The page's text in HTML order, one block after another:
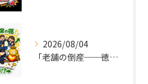
2026/08/04
「老舗の倒産──徳が会社を救うか、沈めるか」